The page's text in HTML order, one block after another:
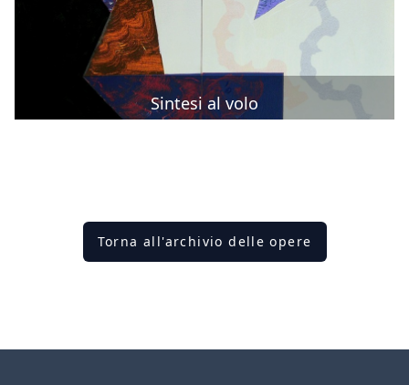
Sintesi al volo
Torna all'archivio delle opere